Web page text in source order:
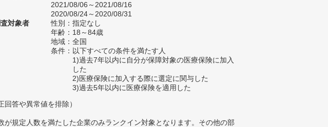
2021/08/06～2021/08/16
2020/08/24～2020/08/31
対象者
性別：指定なし
年齢：18～84歳
地域：全国
条件：以下すべての条件を満たす人
1)過去7年以内に自分が保障対象の医療保険に加入
した
2)医療保険に加入する際に選定に関与した
3)過去5年以内に医療保険を適用した
答や異常値を排除）
規定人数を満たした企業のみランクイン対象となります。その他の部